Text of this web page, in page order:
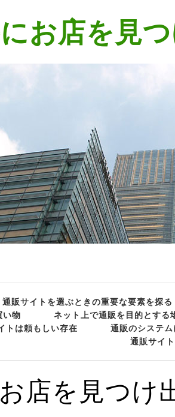
お店を見
通販サイトを選ぶときの重要な要素を探る
い物
ネット上で通販を目的とする
トは頼もしい存在
通販のシステ
通販サイ
店を見つけ